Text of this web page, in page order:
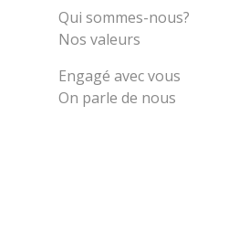
Qui sommes-nous?
Nos valeurs
Engagé avec vous
On parle de nous